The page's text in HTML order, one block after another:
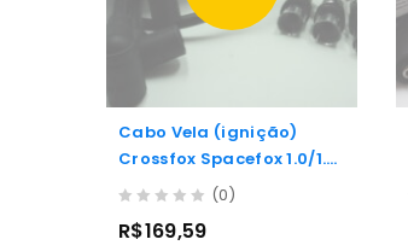
Cabo Vela (ignição)
Crossfox Spacefox 1.0/1.6
03.. Gol Iii Iv V 1.0/1.6 01
out
(0)
R$169,59